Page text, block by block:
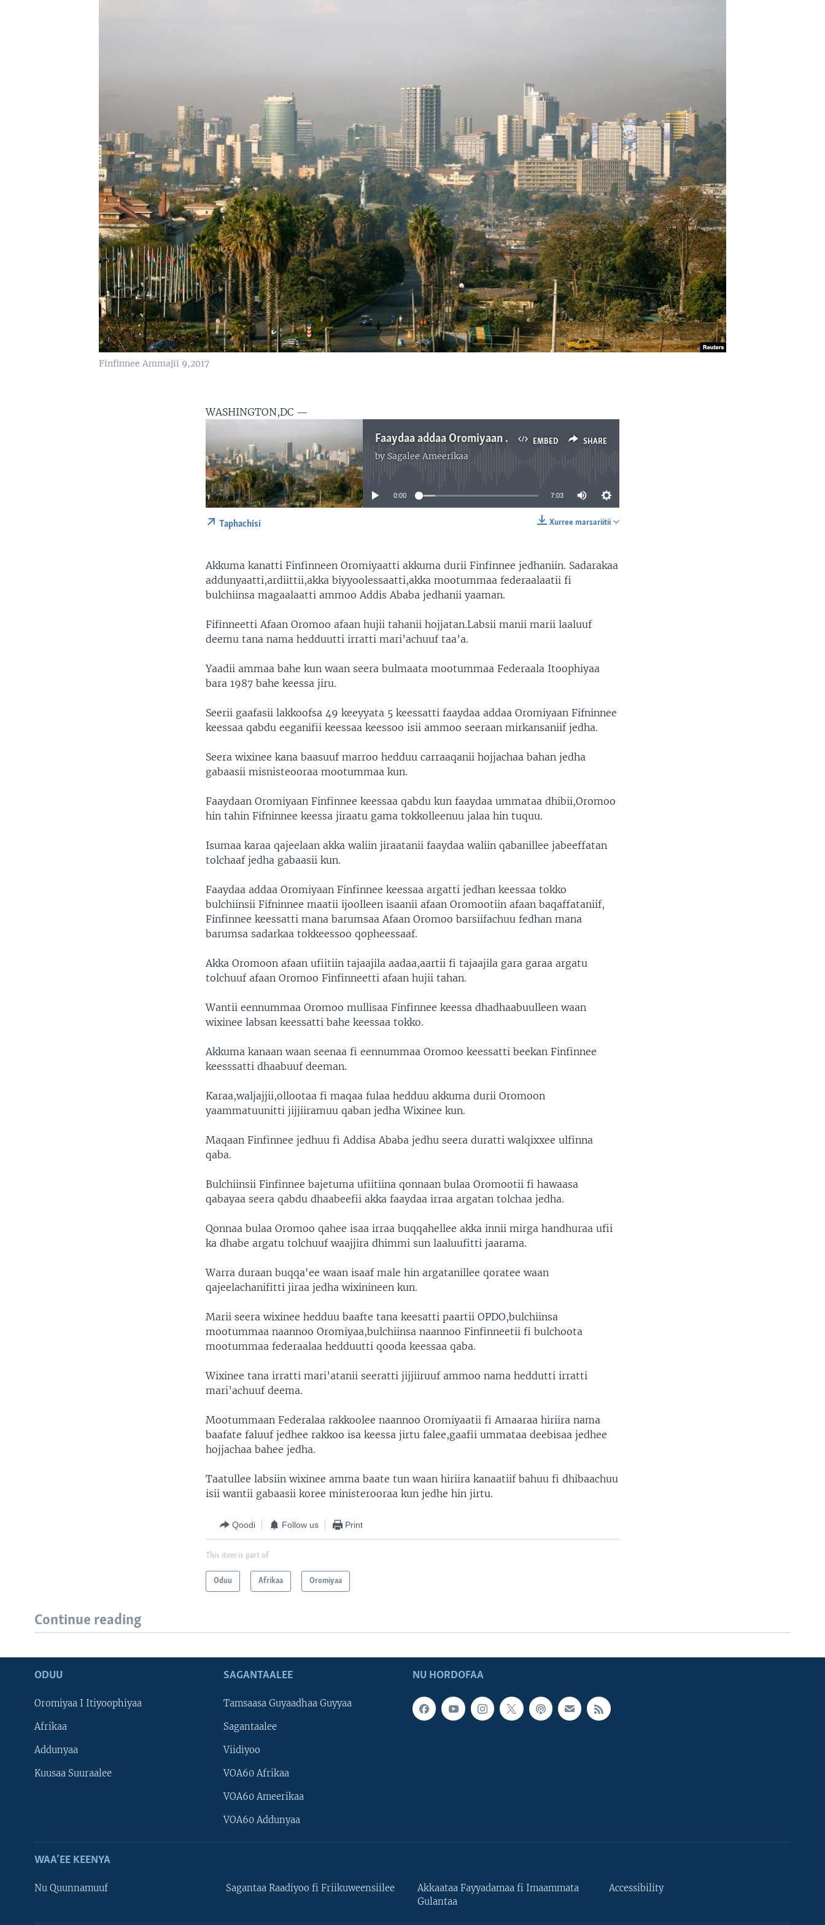
Finfinnee Ammajii 9,2017
WASHINGTON,DC —
EMBED SHARE
Faaydaa addaa Oromiyaan Finfinnee irraa argattu
by Sagalee Ameerikaa
No media source currently available
0:00 7:03
Xurree marsariitii
Taphachisi
Akkuma kanatti Finfinneen Oromiyaatti akkuma durii Finfinnee jedhaniin. Sadarakaa
addunyaatti,ardiittii,akka biyyoolessaatti,akka mootummaa federaalaatii fi
bulchiinsa magaalaatti ammoo Addis Ababa jedhanii yaaman.
Fifinneetti Afaan Oromoo afaan hujii tahanii hojjatan.Labsii manii marii laaluuf
deemu tana nama hedduutti irratti mari’achuuf taa’a.
Yaadii ammaa bahe kun waan seera bulmaata mootummaa Federaala Itoophiyaa
bara 1987 bahe keessa jiru.
Seerii gaafasii lakkoofsa 49 keeyyata 5 keessatti faaydaa addaa Oromiyaan Fifninnee
keessaa qabdu eeganifii keessaa keessoo isii ammoo seeraan mirkansaniif jedha.
Seera wixinee kana baasuuf marroo hedduu carraaqanii hojjachaa bahan jedha
gabaasii misnisteooraa mootummaa kun.
Faaydaan Oromiyaan Finfinnee keessaa qabdu kun faaydaa ummataa dhibii,Oromoo
hin tahin Fifninnee keessa jiraatu gama tokkolleenuu jalaa hin tuquu.
Isumaa karaa qajeelaan akka waliin jiraatanii faaydaa waliin qabanillee jabeeffatan
tolchaaf jedha gabaasii kun.
Faaydaa addaa Oromiyaan Finfinnee keessaa argatti jedhan keessaa tokko
bulchiinsii Fifninnee maatii ijoolleen isaanii afaan Oromootiin afaan baqaffataniif,
Finfinnee keessatti mana barumsaa Afaan Oromoo barsiifachuu fedhan mana
barumsa sadarkaa tokkeessoo qopheessaaf.
Akka Oromoon afaan ufiitiin tajaajila aadaa,aartii fi tajaajila gara garaa argatu
tolchuuf afaan Oromoo Finfinneetti afaan hujii tahan.
Wantii eennummaa Oromoo mullisaa Finfinnee keessa dhadhaabuulleen waan
wixinee labsan keessatti bahe keessaa tokko.
Akkuma kanaan waan seenaa fi eennummaa Oromoo keessatti beekan Finfinnee
keesssatti dhaabuuf deeman.
Karaa,waljajjii,ollootaa fi maqaa fulaa hedduu akkuma durii Oromoon
yaammatuunitti jijjiiramuu qaban jedha Wixinee kun.
Maqaan Finfinnee jedhuu fi Addisa Ababa jedhu seera duratti walqixxee ulfinna
qaba.
Bulchiinsii Finfinnee bajetuma ufiitiina qonnaan bulaa Oromootii fi hawaasa
qabayaa seera qabdu dhaabeefii akka faaydaa irraa argatan tolchaa jedha.
Qonnaa bulaa Oromoo qahee isaa irraa buqqahellee akka innii mirga handhuraa ufii
ka dhabe argatu tolchuuf waajjira dhimmi sun laaluufitti jaarama.
Warra duraan buqqa'ee waan isaaf male hin argatanillee qoratee waan
qajeelachanifitti jiraa jedha wixinineen kun.
Marii seera wixinee hedduu baafte tana keesatti paartii OPDO,bulchiinsa
mootummaa naannoo Oromiyaa,bulchiinsa naannoo Finfinneetii fi bulchoota
mootummaa federaalaa hedduutti qooda keessaa qaba.
Wixinee tana irratti mari’atanii seeratti jijjiiruuf ammoo nama heddutti irratti
mari’achuuf deema.
Mootummaan Federalaa rakkoolee naannoo Oromiyaatii fi Amaaraa hiriira nama
baafate faluuf jedhee rakkoo isa keessa jirtu falee,gaafii ummataa deebisaa jedhee
hojjachaa bahee jedha.
Taatullee labsiin wixinee amma baate tun waan hiriira kanaatiif bahuu fi dhibaachuu
isii wantii gabaasii koree ministerooraa kun jedhe hin jirtu.
Qoodi Follow us Print
This item is part of
Oduu Afrikaa Oromiyaa
Continue reading
NU HORDOFAA
ODUU
Oromiyaa I Itiyoophiyaa
Afrikaa
Addunyaa
Kuusaa Suuraalee
SAGANTAALEE
Tamsaasa Guyaadhaa Guyyaa
Sagantaalee
Viidiyoo
VOA60 Afrikaa
VOA60 Ameerikaa
VOA60 Addunyaa
WAA’EE KEENYA
Nu Quunnamuuf Sagantaa Raadiyoo fi Friikuweensiilee
Akkaataa Fayyadamaa fi Imaammata
Gulantaa
Accessibility